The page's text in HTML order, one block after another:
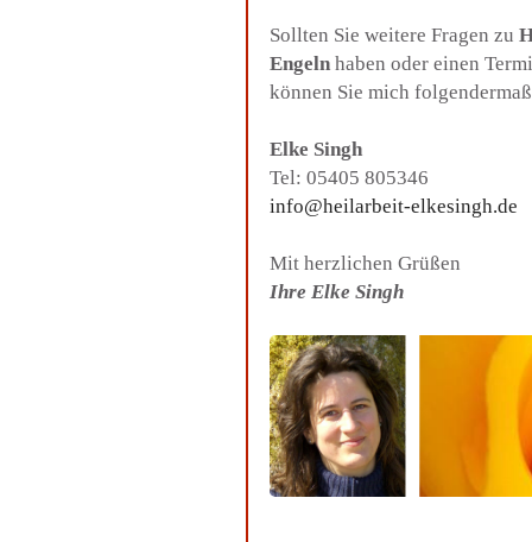
Sollten Sie weitere Fragen zu
Engeln haben oder einen
können Sie mich
Elke Singh
Tel: 05405 805346
info@heilarbeit-elkesingh.de
Mit herzlichen Grüßen
Ihre Elke Singh